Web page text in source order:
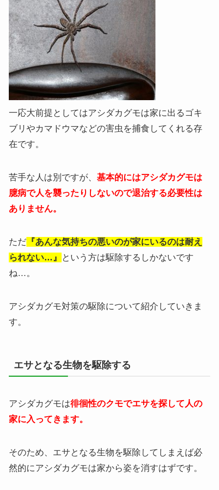
一応大前提としてはアシダカグモは家に出るゴキ
ブリやカマドウマなどの害虫を捕食してくれる存
在です。
苦手な人は別ですが、 基本的にはアシダカグモは
臆病で人を襲ったりしないので退治する必要性は
ありません。
ただ『あんな気持ちの悪いのが家にいるのは耐え
られない…』
という方は駆除するしかないです
ね…。
アシダカグモ対策の駆除について紹介していきま
す。
エサとなる生物を駆除する
アシダカグモは徘徊性のクモでエサを探して人の
家に入ってきます。
そのため、エサとなる生物を駆除してしまえば必
然的にアシダカグモは家から姿を消すはずです。